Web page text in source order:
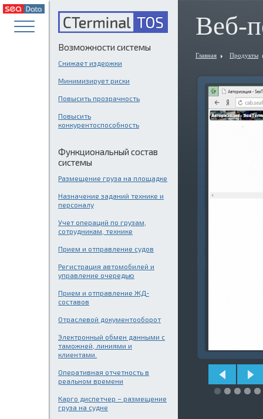
Возможности системы
Снижает издержки
Минимизирует риски
Повысить прозрачность
Повысить
конкурентоспособность
Функциональный состав
системы
Размещение груза на площадке
Назначение заданий технике и
персоналу
Учет операций по грузам,
сотрудникам, технике
Прием и отправление судов
Регистрация автомобилей и
управление очередью
Прием и отправление ЖД-
составов
Отраслевой документооборот
Электронный обмен данными с
таможней, линиями и
клиентами.
Оперативная отчетность в
реальном времени
Карго диспетчер – размещение
груза на судне
Веб-
Главная Продукты